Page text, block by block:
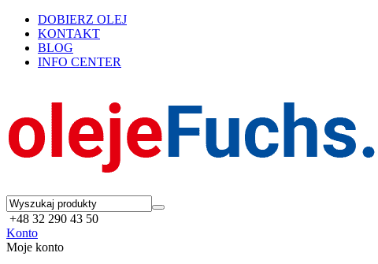
DOBIERZ OLEJ
KONTAKT
BLOG
INFO CENTER
+48 32 290 43 50
Konto
Moje konto